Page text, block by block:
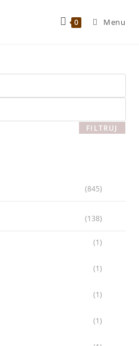
0 Menu
FILTRUJ
(845)
(138)
(1)
(1)
(1)
(1)